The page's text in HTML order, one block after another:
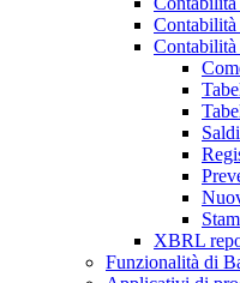
Contabilità
Contabilità
XBRL
Funzionalità di